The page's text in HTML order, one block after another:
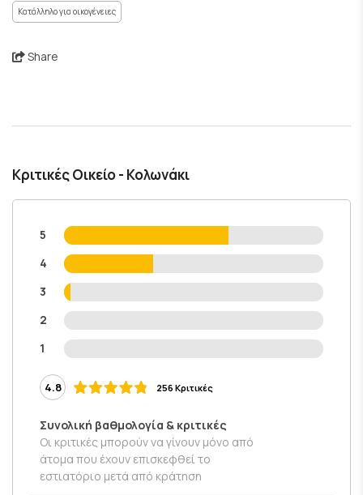
Κατάλληλο για οικογένειες
Share
Κριτικές Οικείο - Κολωνάκι
5
4
3
2
1
4.8 256 Κριτικές
Συνολική βαθμολογία & κριτικές
Οι κριτικές μπορούν να γίνουν μόνο από
άτομα που έχουν επισκεφθεί το
εστιατόριο μετά από κράτηση